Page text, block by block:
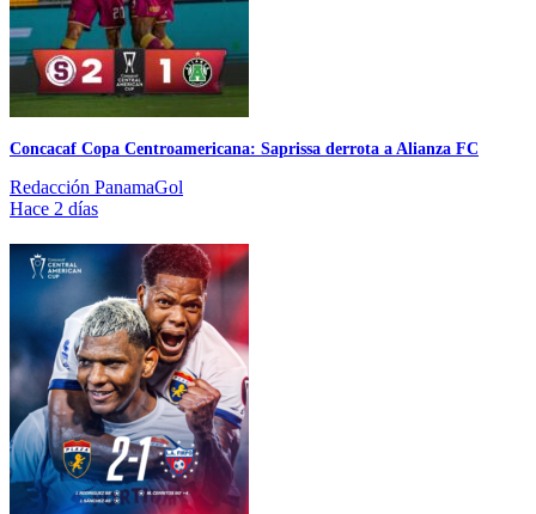
Concacaf Copa Centroamericana: Saprissa derrota a Alianza FC
Redacción PanamaGol
Hace 2 días